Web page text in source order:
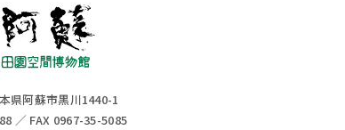
県阿蘇市黒川1440-1
／ FAX 0967-35-5085